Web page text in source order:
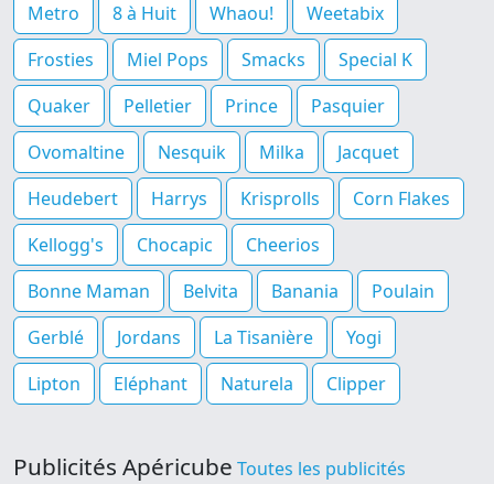
Metro
8 à Huit Whaou!
Weetabix
Frosties
Miel Pops Smacks
Special K
Quaker
Pelletier Prince
Pasquier
Ovomaltine
Nesquik Milka
Jacquet
Heudebert
Harrys Krisprolls
Corn Flakes
Kellogg's
Chocapic
Cheerios
Bonne Maman
Belvita Banania
Poulain
Gerblé
Jordans La Tisanière
Yogi
Lipton
Eléphant Naturela Clipper
Publicités Apéricube Toutes les publicités